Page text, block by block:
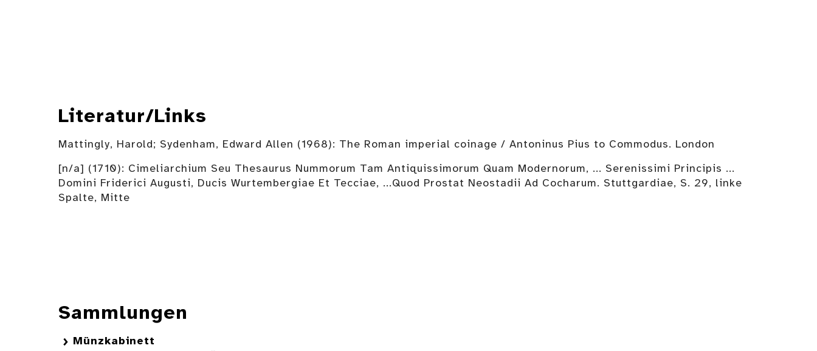
Literatur/Links
Mattingly, Harold; Sydenham, Edward Allen (1968): The Roman imperial coinage / Antoninus Pius to Commodus. London
[n/a] (1710): Cimeliarchium Seu Thesaurus Nummorum Tam Antiquissimorum Quam Modernorum, ... Serenissimi Principis ...
Domini Friderici Augusti, Ducis Wurtembergiae Et Tecciae, ...Quod Prostat Neostadii Ad Cocharum. Stuttgardiae, S. 29, linke
Spalte, Mitte
Sammlungen
Münzkabinett